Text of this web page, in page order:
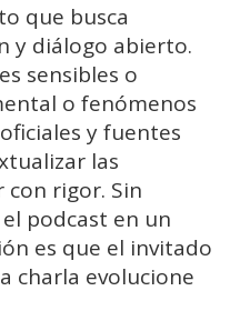
que busca
y diálogo abierto.
sensibles o
o fenómenos
y fuentes
las
con rigor. Sin
podcast en un
es que el invitado
charla evolucione